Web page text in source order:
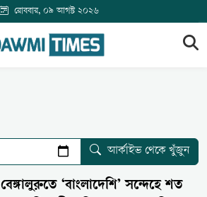
রোববার, ০৯ আগস্ট ২০২৬
আর্কাইভ থেকে খুঁজুন
বেঙ্গালুরুতে ‘বাংলাদেশি’ সন্দেহে শত